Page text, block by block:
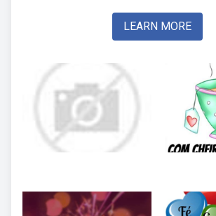
LEARN MORE